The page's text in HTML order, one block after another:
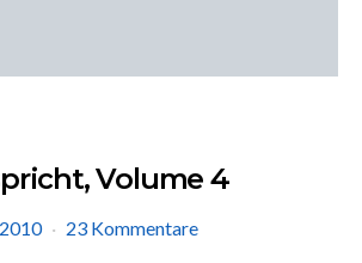
Volume 4
23 Kommentare